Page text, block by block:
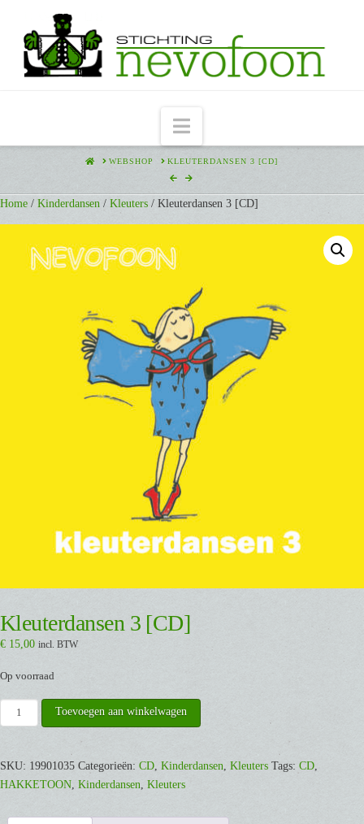
Navigation
HOMEWEBSHOP KLEUTERDANSEN 3 [CD]
Home / Kinderdansen / Kleuters / Kleuterdansen 3 [CD]
Kleuterdansen 3 [CD]
€ 15,00 incl. BTW
Op voorraad
Kleuterdansen
3
aantal
Toevoegen aan winkelwagen
SKU: 19901035 Categorieën: CD, Kinderdansen, Kleuters Tags: CD,
HAKKETOON, Kinderdansen, Kleuters